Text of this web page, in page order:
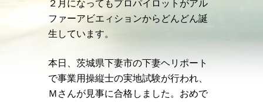
２月になってもプロパイロットがアル
ファーアビエィションからどんどん誕
生しています。
本日、茨城県下妻市の下妻ヘリポート
で事業用操縦士の実地試験が行われ、
Ｍさんが見事に合格しました。おめで